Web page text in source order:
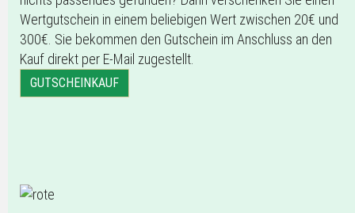
Wertgutschein in einem beliebigen Wert zwischen 20€ und
300€. Sie bekommen den Gutschein im Anschluss an den
Kauf direkt per E-Mail zugestellt.
GUTSCHEINKAUF